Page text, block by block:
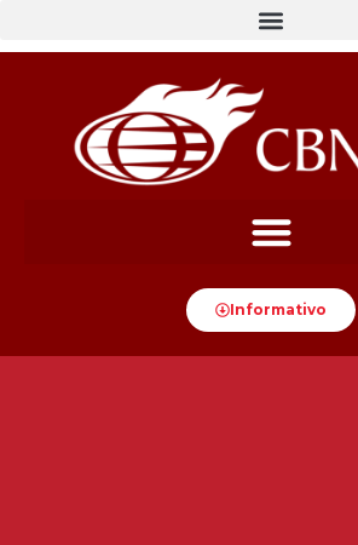
Informativo